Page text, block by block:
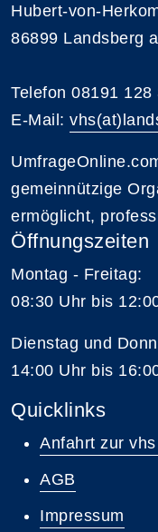
Hubert-von-
86899 Landsberg
Telefon 08191 128
E-Mail:
gemeinnützige
ermöglicht,
Öffnungszeiten
Montag - Freitag:
08:30 Uhr bis
Dienstag und
14:00 Uhr bis
Quicklinks
Anfahrt zur
AGB
Impressum